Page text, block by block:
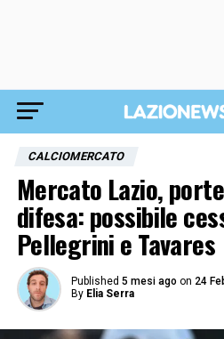
CALCIOMERCATO
Mercato Lazio,
difesa: possibile
Pellegrini e Tavares
Published 5 mesi ago on 24
By Elia Serra